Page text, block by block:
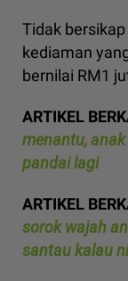
Tidak
kediaman
bernilai RM1
ARTIKEL
menantu,
pandai lagi
ARTIKEL
sorok wajah
santau kalau